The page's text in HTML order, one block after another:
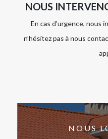
NOUS
En cas d’urgence, nous
n’hésitez pas à nous
NOUS